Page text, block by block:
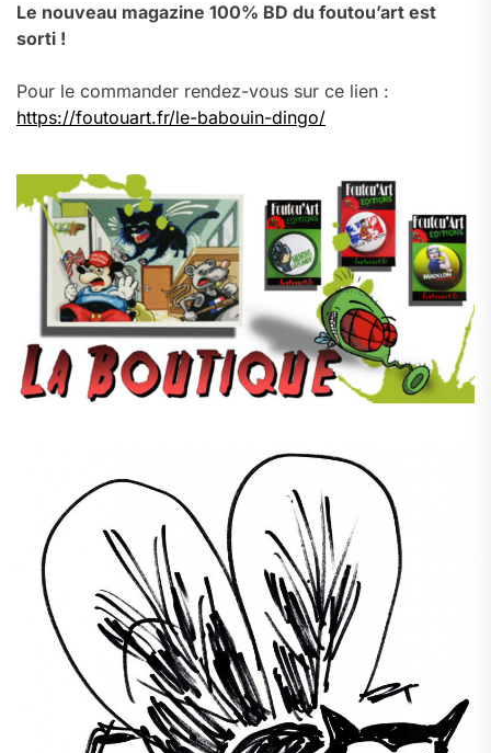
Le nouveau magazine 100% BD du foutou’art est
sorti !
Pour le commander rendez-vous sur ce lien :
https://foutouart.fr/le-babouin-dingo/